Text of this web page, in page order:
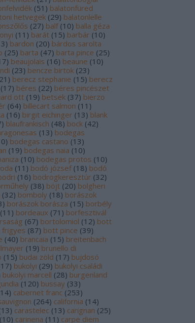
(51 ) balatonfüred
hetvegek (29) balatonlelle
(27) balf (10) balla géza
(11 ) barát (15) barbár (10)
) bardon (20) bárdos sarolta
(25) barta (47) barta pince (25)
) beaujolais (16) beaune (10)
(23) bencze birtok (23)
21 ) berecz stephanie (15) berecz
(17) béres (22) béres pincészet
ott (19) betsek (37) bierzo
(64) billecart salmon (11 )
(16) birgit eichinger (13) blank
) blaufrankisch (48) bock (42)
(13) bodegas
) bodegas castano (13)
(19) bodegas naia (10)
(10) bodegas protos (10)
(11 ) bodó józsef (18) bodó
(16) bodrogkeresztúr (32)
(38) böjt (20) bolgheri
(32) bomboly (18) borászok
) borászok borásza (15) borbély
(11 ) bordeaux (71 ) borfesztivál
(67) bortolomiol (12) bott
(87) bott pince (39)
(40) brancaia (15) breitenbach
(19) brunello di
(15) budai zöld (17) bujdosó
17) bukolyi (29) bukolyi családi
bukolyi marcell (28) burgenland
(120) bussay (33)
14) cabernet franc (253)
(264) california (14)
13) carastelec (13) carignan (25)
(10) carinena (11 ) carpe diem